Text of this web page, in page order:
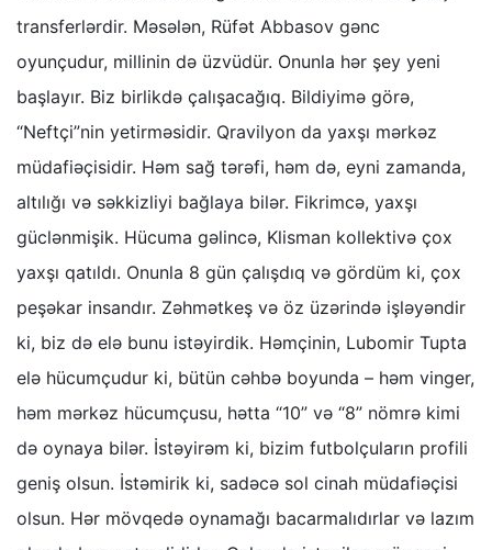
transferlərdir. Məsələn, Rüfət Abbasov gənc
oyunçudur, millinin də üzvüdür. Onunla hər şey yeni
başlayır. Biz birlikdə çalışacağıq. Bildiyimə görə,
“Neftçi”nin yetirməsidir. Qravilyon da yaxşı mərkəz
müdafiəçisidir. Həm sağ tərəfi, həm də, eyni zamanda,
altılığı və səkkizliyi bağlaya bilər. Fikrimcə, yaxşı
güclənmişik. Hücuma gəlincə, Klisman kollektivə çox
yaxşı qatıldı. Onunla 8 gün çalışdıq və gördüm ki, çox
peşəkar insandır. Zəhmətkeş və öz üzərində işləyəndir
ki, biz də elə bunu istəyirdik. Həmçinin, Lubomir Tupta
elə hücumçudur ki, bütün cəhbə boyunda – həm vinger,
həm mərkəz hücumçusu, hətta “10” və “8” nömrə kimi
də oynaya bilər. İstəyirəm ki, bizim futbolçuların profili
geniş olsun. İstəmirik ki, sadəcə sol cinah müdafiəçisi
olsun. Hər mövqedə oynamağı bacarmalıdırlar və lazım